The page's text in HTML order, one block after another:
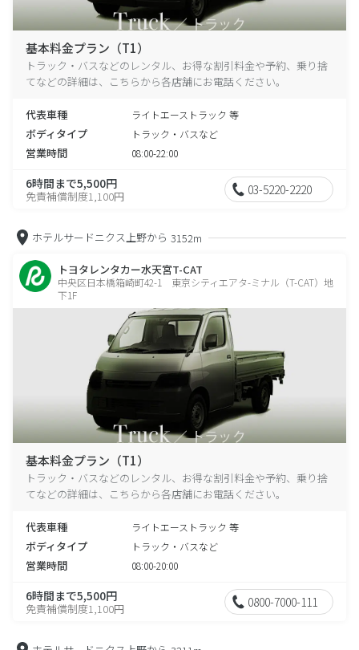
基本料金プラン（T1）
トラック・バスなどのレンタル、お得な割引料金や予約、乗り捨
てなどの詳細は、こちらから各店舗にお電話ください。
代表車種 ライトエーストラック 等
ボディタイプ トラック・バスなど
営業時間 08:00-22:00
6時間まで5,500円
免責補償制度1,100円 03-5220-2220
ホテルサードニクス上野から 3152m
トヨタレンタカー水天宮T-CAT
中央区日本橋箱崎町42-1 東京シティエアタ-ミナル（T-CAT）地
下1F
基本料金プラン（T1）
トラック・バスなどのレンタル、お得な割引料金や予約、乗り捨
てなどの詳細は、こちらから各店舗にお電話ください。
代表車種 ライトエーストラック 等
ボディタイプ トラック・バスなど
営業時間 08:00-20:00
6時間まで5,500円
免責補償制度1,100円 0800-7000-111